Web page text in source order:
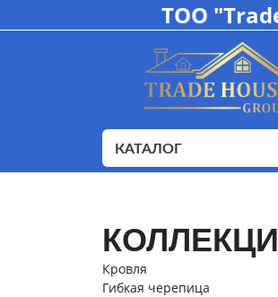
ТОО
КАТАЛОГ
Кровля
Гибкая черепица